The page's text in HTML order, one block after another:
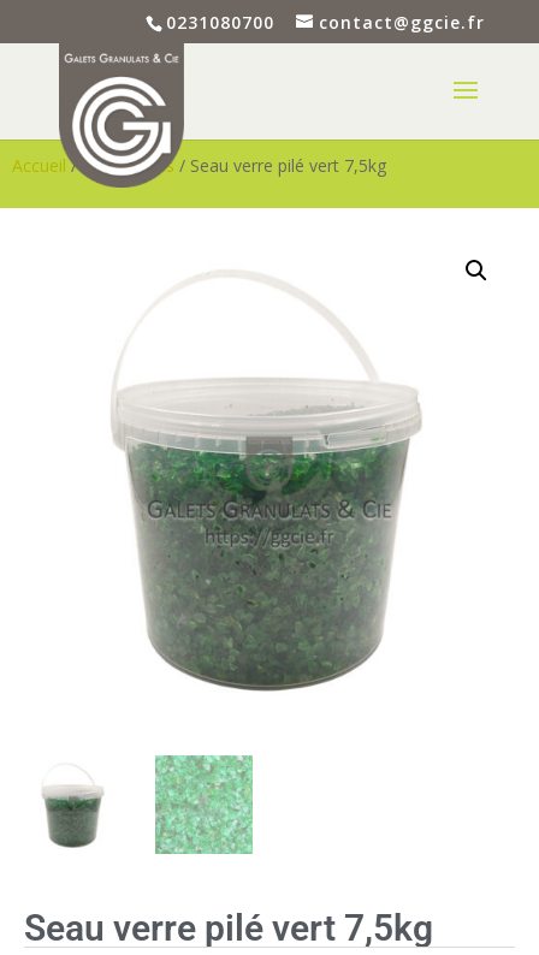
0231080700 contact@ggcie.fr
Accueil/Accessoires/ Seau verre pilé vert 7,5kg
Seau verre pilé vert 7,5kg